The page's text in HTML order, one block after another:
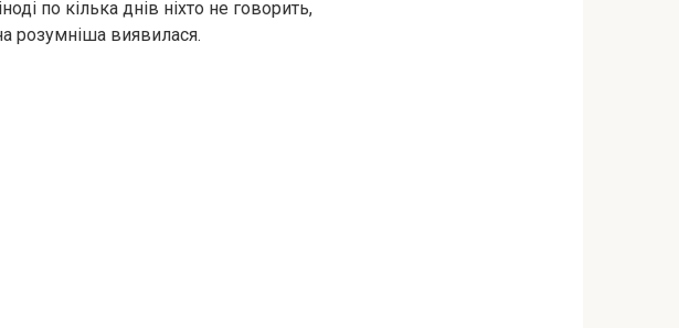
по кілька днів ніхто не говорить,
розумніша виявилася.